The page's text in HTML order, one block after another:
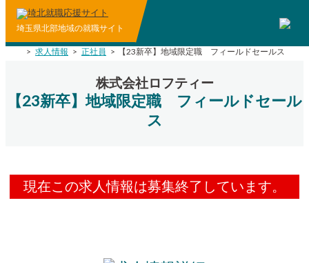
埼玉県北部地域の就職サイト
> 求人情報 > 正社員 > 【23新卒】地域限定職 フィールドセールス
株式会社ロフティー
【23新卒】地域限定職 フィールドセール
ス
現在この求人情報は募集終了しています。